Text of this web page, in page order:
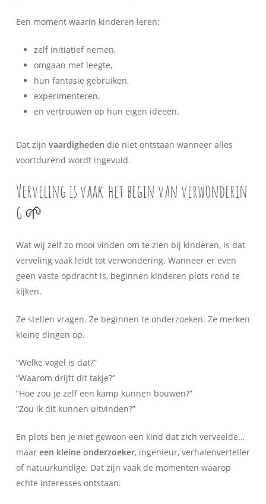
Een moment waarin kinderen leren:
zelf initiatief nemen,
omgaan met leegte,
hun fantasie gebruiken,
experimenteren,
en vertrouwen op hun eigen ideeën.
Dat zijn vaardigheden die niet ontstaan wanneer alles
voortdurend wordt ingevuld.
Verveling is vaak het begin van verwonderin
g 🌱
Wat wij zelf zo mooi vinden om te zien bij kinderen, is dat
verveling vaak leidt tot verwondering. Wanneer er even
geen vaste opdracht is, beginnen kinderen plots rond te
kijken.
Ze stellen vragen. Ze beginnen te onderzoeken. Ze merken
kleine dingen op.
“Welke vogel is dat?”
“Waarom drijft dit takje?”
“Hoe zou je zelf een kamp kunnen bouwen?”
“Zou ik dit kunnen uitvinden?”
En plots ben je niet gewoon een kind dat zich verveelde…
maar een kleine onderzoeker, ingenieur, verhalenverteller
of natuurkundige. Dat zijn vaak de momenten waarop
echte interesses ontstaan.